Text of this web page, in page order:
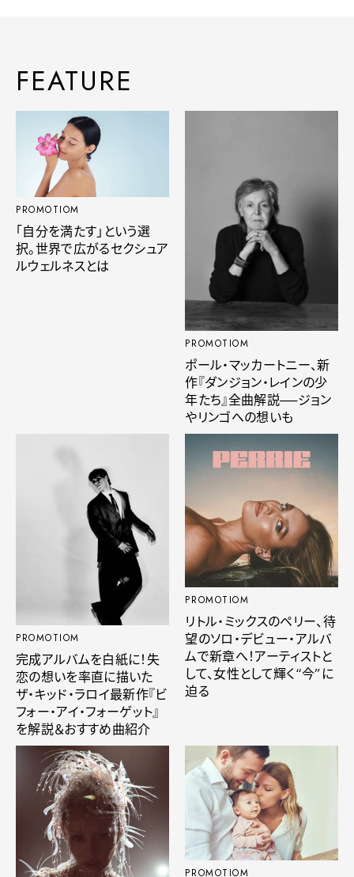
FEATURE
PROMOTIOM
「自分を満たす」という選
択。世界で広がるセクシュア
ルウェルネスとは
PROMOTIOM
ポール・マッカートニー、新
作『ダンジョン・レインの少
年たち』全曲解説──ジョン
やリンゴへの想いも
PROMOTIOM
完成アルバムを白紙に！失
恋の想いを率直に描いた
ザ・キッド・ラロイ最新作『ビ
フォー・アイ・フォーゲット』
を解説＆おすすめ曲紹介
PROMOTIOM
リトル・ミックスのペリー、待
望のソロ・デビュー・アルバ
ムで新章へ！アーティストと
して、女性として輝く“今”に
迫る
PROMOTIOM